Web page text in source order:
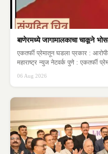
बाणेरमध्ये जागामालकाचा चाकूने
एकतर्फी प्रेमातून घडला प्रकार :
महाराष्ट्र न्युज नेटवर्क पुणे : एकतर्फी
06 Aug 2026